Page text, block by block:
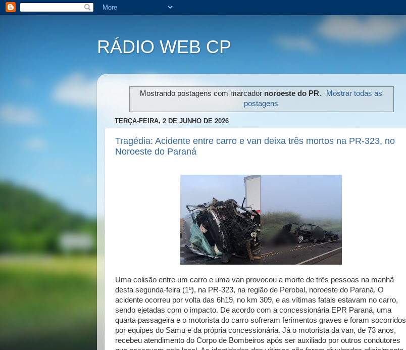
RÁDIO WEB CP
Mostrando postagens com marcador noroeste do PR.
Mostrar todas as
postagens
TERÇA-FEIRA, 2 DE JUNHO DE 2026
Tragédia: Acidente entre carro e van deixa três mortos na PR-323, no
Noroeste do Paraná
Uma colisão entre um carro e uma van provocou a morte de três pessoas na manhã
desta segunda-feira (1º), na PR-323, na região de Perobal, noroeste do Paraná. O
acidente ocorreu por volta das 6h19, no km 309, e as vítimas fatais estavam no carro,
sendo ejetadas com o impacto. De acordo com a concessionária EPR Paraná, uma
quarta passageira e o motorista do carro sofreram ferimentos graves e foram socorridos
por equipes do Samu e da própria concessionária. Já o motorista da van, de 73 anos,
recebeu atendimento do Corpo de Bombeiros após ser auxiliado por outros condutores